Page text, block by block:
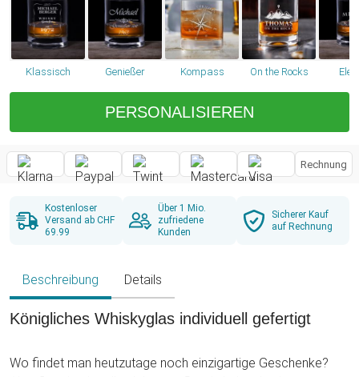
Klassisch Genießer Kompass On the Rocks
PERSONALISIEREN
Rechnung
Kostenloser
Versand ab CHF
69.99
Über 1 Mio.
zufriedene
Kunden
Sicherer Kauf
auf Rechnung
Beschreibung Details
Königliches Whiskyglas individuell gefertigt
Wo findet man heutzutage noch einzigartige Geschenke?